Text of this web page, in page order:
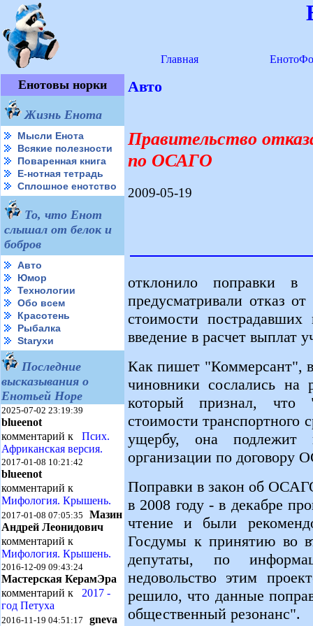
Главная
Енотовы норки
Жизнь Енота
Мысли Енота
Всякие полезности
Поваренная книга
Е-нотная тетрадь
Сплошное енотство
То, что Енот
слышал от белок и
бобров
Авто
Юмор
Технологии
Обо всем
Красотень
Рыбалка
Starухи
Последние
высказывания о
Енотьей Норе
2025-07-02 23:19:39
blueenot
комментарий к Псих.
Африканская версия.
2017-01-08 10:21:42
blueenot
комментарий к
Мифология. Крышень.
2017-01-08 07:05:35 Мазин
Андрей Леонидович
комментарий к
Мифология. Крышень.
2016-12-09 09:43:24
Мастерская КерамЭра
комментарий к 2017 -
год Петуха
2016-11-19 04:51:17 gneva
Авто
Правительство
по ОСАГО
2009-05-19
отклонило поправки
предусматривали отказ
стоимости
введение в расчет выплат
Как пишет "Коммерсант", в
чиновники сослались на
который признал, что
стоимости транспортного
ущербу, она подлежит
организации по договору
Поправки в закон об
в 2008 году - в декабре
чтение и были
Госдумы к принятию во
депутаты, по
недовольство этим
решило, что данные
общественный резонанс".